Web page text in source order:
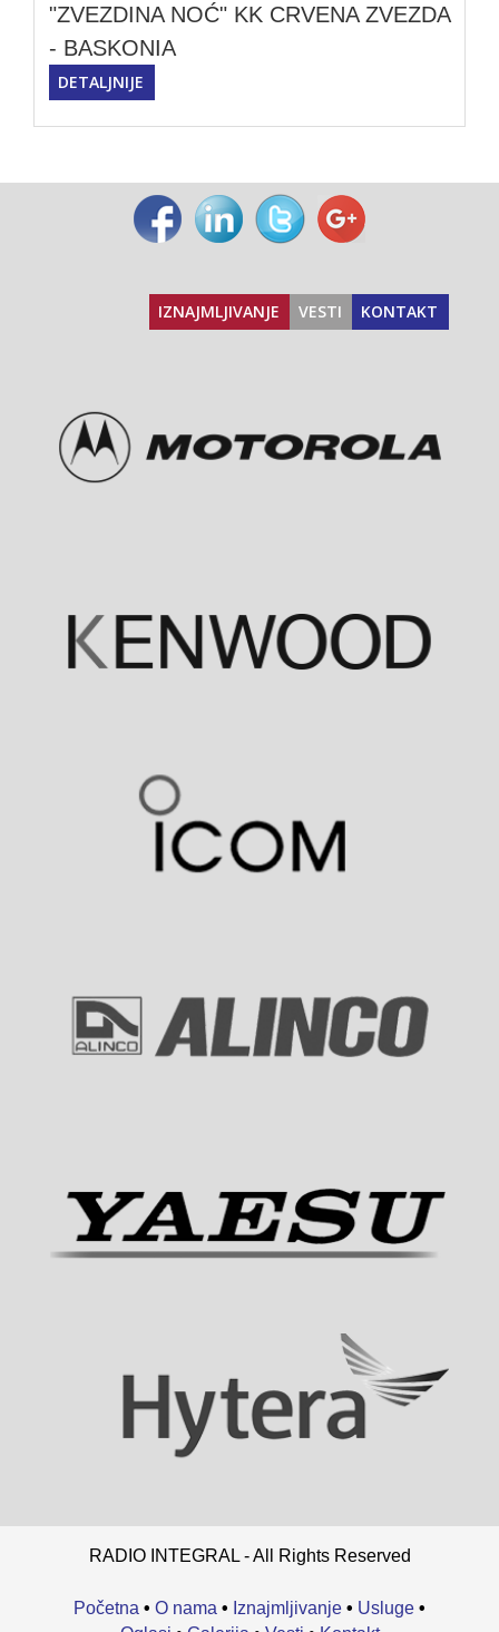
"ZVEZDINA NOĆ" KK CRVENA ZVEZDA
- BASKONIA
DETALJNIJE
IZNAJMLJIVANJE VESTI KONTAKT
RADIO INTEGRAL - All Rights Reserved
Početna • O nama • Iznajmljivanje • Usluge •